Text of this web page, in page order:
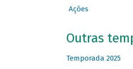
Ações
Outras
Temporada 2025